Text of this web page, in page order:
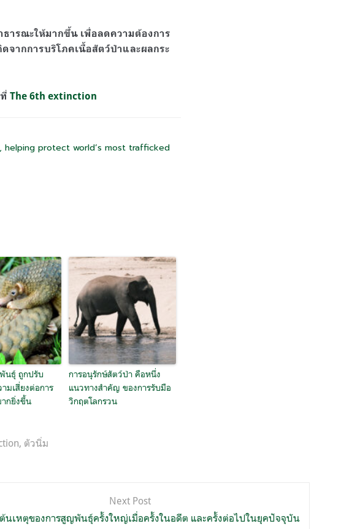
ารณะให้มากขึ้น เพื่อลดความต้องการ
จากการบริโภคเนื้อสัตว์ป่าและผลกระ
The 6th extinction
helping protect world’s most trafficked
นธุ์ ถูกปรับ
มเสี่ยงต่อการ
กยิ่งขึ้น
การอนุรักษ์สัตว์ป่า คือหนึ่ง
แนวทางสำคัญ ของการรับมือ
วิกฤตโลกรวน
, ตัวนิ่ม
Next Post
นเหตุของการสูญพันธุ์ครั้งใหญ่เมื่อครั้งในอดีต และครั้งต่อไปในยุคปัจจุบัน